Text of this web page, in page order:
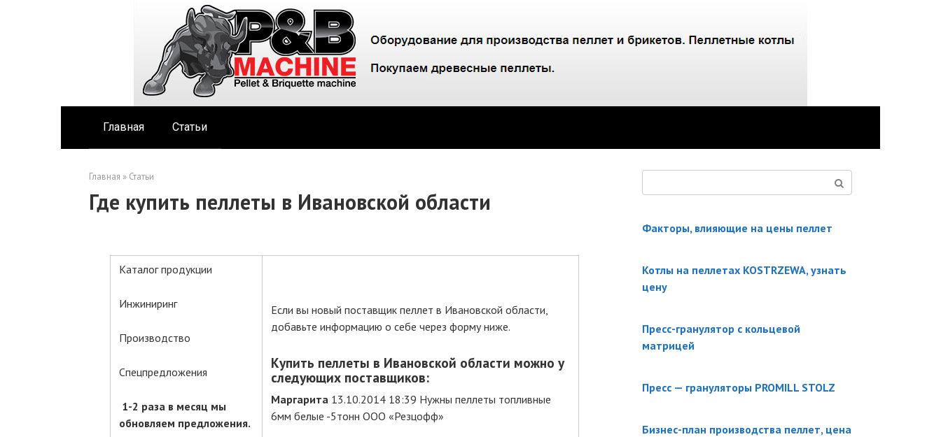
Главная Статьи
Главная » Статьи
Где купить пеллеты в Ивановской области
Каталог продукции
Инжиниринг
Производство
Спецпредложения
1-2 раза в месяц мы
обновляем предложения.
Если вы новый поставщик пеллет в Ивановской области,
добавьте информацию о себе через форму ниже.
Купить пеллеты в Ивановской области можно у
следующих поставщиков:
Маргарита 13.10.2014 18:39 Нужны пеллеты топливные
6мм белые -5тонн ООО «Резцофф»
Факторы, влияющие на цены пеллет
Котлы на пеллетах KOSTRZEWA, узнать
цену
Пресс-гранулятор с кольцевой
матрицей
Пресс — грануляторы PROMILL STOLZ
Бизнес-план производства пеллет, цена